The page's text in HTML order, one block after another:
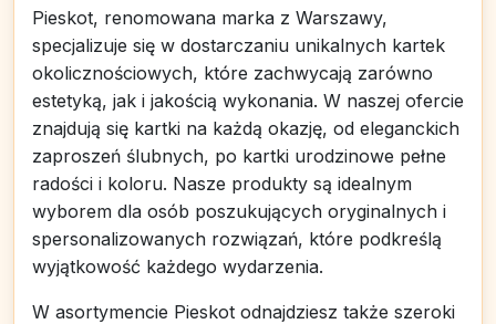
Pieskot, renomowana marka z Warszawy,
specjalizuje się w dostarczaniu unikalnych kartek
okolicznościowych, które zachwycają zarówno
estetyką, jak i jakością wykonania. W naszej ofercie
znajdują się kartki na każdą okazję, od eleganckich
zaproszeń ślubnych, po kartki urodzinowe pełne
radości i koloru. Nasze produkty są idealnym
wyborem dla osób poszukujących oryginalnych i
spersonalizowanych rozwiązań, które podkreślą
wyjątkowość każdego wydarzenia.
W asortymencie Pieskot odnajdziesz także szeroki